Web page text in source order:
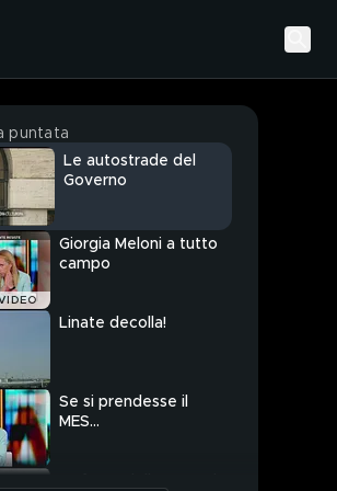
puntata
Le autostrade del
Governo
Giorgia Meloni a tutto
campo
Linate decolla!
Se si prendesse il
MES...